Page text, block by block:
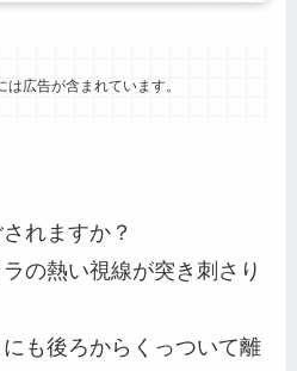
は広告が含まれています。
れますか？
の熱い視線が突き刺さり
も後ろからくっついて離